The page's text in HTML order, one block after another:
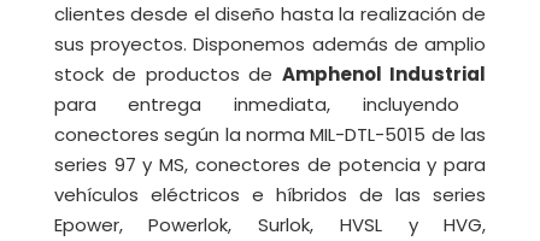
clientes desde el diseño hasta la realización de
sus proyectos. Disponemos además de amplio
stock de productos de Amphenol Industrial
para entrega inmediata, incluyendo
conectores según la norma MIL-DTL-5015 de las
series 97 y MS, conectores de potencia y para
vehículos eléctricos e híbridos de las series
Epower, Powerlok, Surlok, HVSL y HVG,